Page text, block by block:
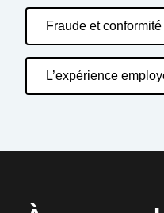
Fraude et conformité
L’expérience